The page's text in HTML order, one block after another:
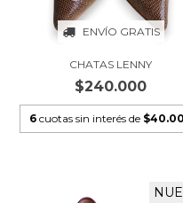
ENVÍO GRATIS
CHATAS LENNY
$240.000
6 cuotas sin interés de